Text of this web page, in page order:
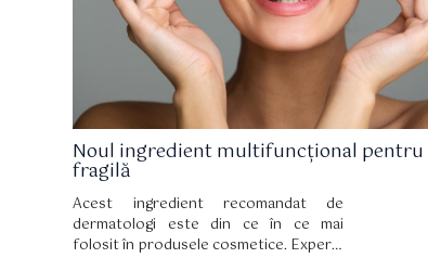
Noul ingredient multifuncțional pentru
fragilă
Acest ingredient recomandat de
dermatologi este din ce în ce mai
folosit în produsele cosmetice. Experții